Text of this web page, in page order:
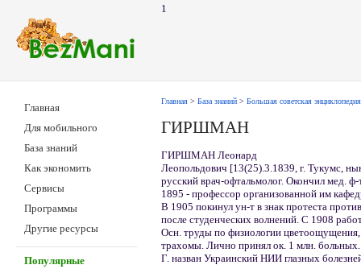
1
Главная
Для мобильного
База знаний
Как экономить
Сервисы
Программы
Другие ресурсы
Популярные
Главная > База знаний > Большая советская энциклопедия
ГИРШМАН
ГИРШМАН Леонард
Леопольдович [13(25).3.1839, г. Тукумс,
русский врач-офтальмолог. Окончил мед.
1895 - профессор организованной им
В 1905 покинул ун-т в знак протеста
после студенческих волнений. С 1908
Осн. труды по физиологии
трахомы. Лично принял ок. 1 млн.
Г. назван Украинский НИИ глазных